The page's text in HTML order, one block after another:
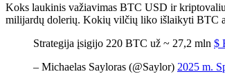
Koks laukinis važiavimas BTC USD ir
milijardų dolerių. Kokių vilčių liko išlaikyti BTC
Strategija įsigijo 220 BTC už ~ 27,2 mln $
– Michaelas Sayloras (@Saylor) 2025 m.